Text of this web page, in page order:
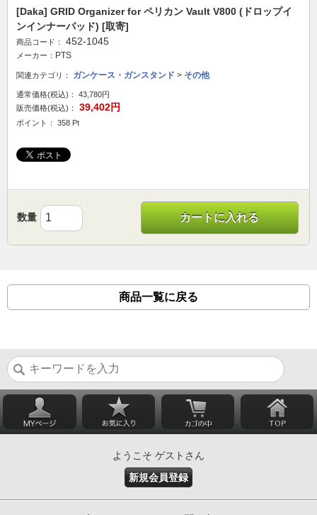
[Daka] GRID Organizer for ペリカン Vault V800 (ドロップイ
ンインナーパッド) [取寄]
商品コード： 452-1045
メーカー： PTS
関連カテゴリ： ガンケース・ガンスタンド > その他
通常価格(税込)：
43,780円
販売価格(税込)：
39,402円
ポイント： 358 Pt
数量 カートに入れる
商品一覧に戻る
ようこそ ゲストさん
新規会員登録